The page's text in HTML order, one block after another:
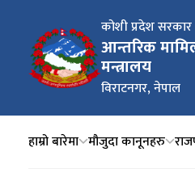
कोशी प्रदेश सरकार
आन्तरिक
मन्त्रालय
विराटनगर, नेपाल
हाम्रो बारेमा मौजुदा कानूनहरु